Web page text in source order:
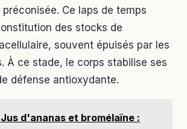
préconisée. Ce laps de temps
des stocks de
souvent épuisés par les
À ce stade, le corps stabilise ses
défense antioxydante.
Jus d'ananas et bromélaïne :